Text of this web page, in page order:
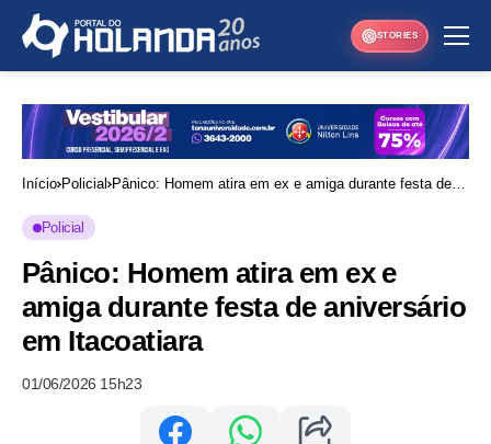
STORIES
Início Policial Pânico: Homem atira em ex e amiga durante festa de
Policial
Pânico: Homem atira em ex e
amiga durante festa de aniversário
em Itacoatiara
01/06/2026 15h23